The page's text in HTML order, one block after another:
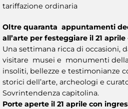
tariffazione ordinaria
Oltre quaranta appuntamenti
all’arte per festeggiare il 21
Una settimana ricca di occasioni,
visitare musei e monumenti
insoliti, bellezze e testimonianze
storici dell’arte, archeologi e
Sovrintendenza capitolina.
Porte aperte il 21 aprile con